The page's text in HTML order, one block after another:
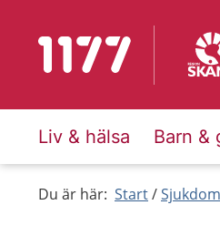
Till startsidan för 1177
Liv & hälsa Barn &
Du är här: Start